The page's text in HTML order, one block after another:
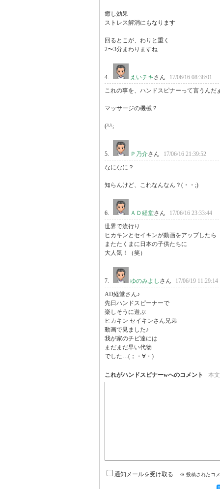
癒し効果
ストレス解消にもなります
回るとこが、わりと重く
2〜3分まわりますね
4. えいチキさん
17/06/16 08:38:01
これの事を、ハンドスピナーって言うんだ
マッサージの機械？
(^^;
5. Ｐ乃介さん
17/06/16 21:39:52
なになに？
知らんけど、これなんなん？(・・;)
6. ＡＤ経堂さん
17/06/16 23:33:44
世界で流行り
ヒカキンとセイキンが動画をアップしたら
またたくまに日本の子供たちに
大人気！（笑）
7. ゆのみよし さん
17/06/19 11:29:14
AD経堂さん♪
先日ハンドスピーナーで
楽しそうに遊ぶ
ヒカキン セイキンさん兄弟
動画で見ました♪
我が家のチビ達には
まだまだ早い代物
でした…(；・∀・)
これがハンドスピナーwへのコメント 本
通知メールを受け取る ※ 投稿されたコ